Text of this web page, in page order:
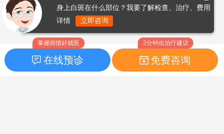
掌握病情好就医
在线预诊
2分钟出治疗建议
免费咨询
身上白斑在什么部位？我要了解检查、治疗、费用
详情
立即咨询